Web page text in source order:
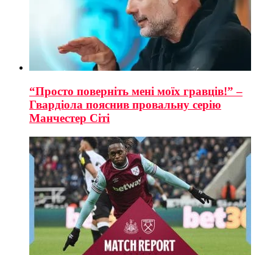
“Просто поверніть мені моїх гравців!” –
Гвардіола пояснив провальну серію
Манчестер Сіті